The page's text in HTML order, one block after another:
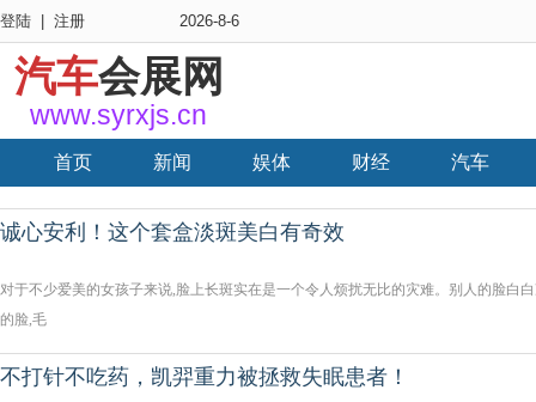
登陆 注册 2026-8-6
汽车会展网
www.syrxjs.cn
首页 新闻 娱体 财经 汽车
诚心安利！这个套盒淡斑美白有奇效
对于不少爱美的女孩子来说,脸上长斑实在是一个令人烦扰无比的灾难。别人的脸白
的脸,毛
不打针不吃药，凯羿重力被拯救失眠患者！